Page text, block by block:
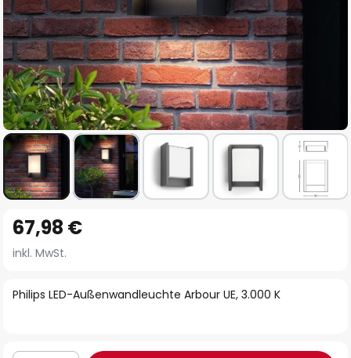
Anfang
der
springen
Philips LED-Außenwandleuchte Arbour UE, 3.000 K
67,98 €
inkl. MwSt.